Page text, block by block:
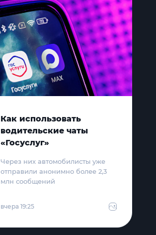
Как использовать
водительские чаты
«Госуслуг»
Через них автомобилисты уже
отправили анонимно более 2,3
млн сообщений
вчера 19:25